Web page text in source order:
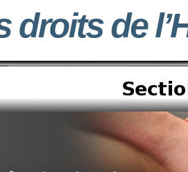
droits de